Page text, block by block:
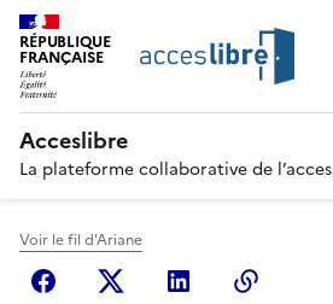
RÉPUBLIQUE
FRANÇAISE
Acceslibre
La plateforme collaborative de
Voir le fil d'Ariane
FacebookX (anciennement
Linkedin